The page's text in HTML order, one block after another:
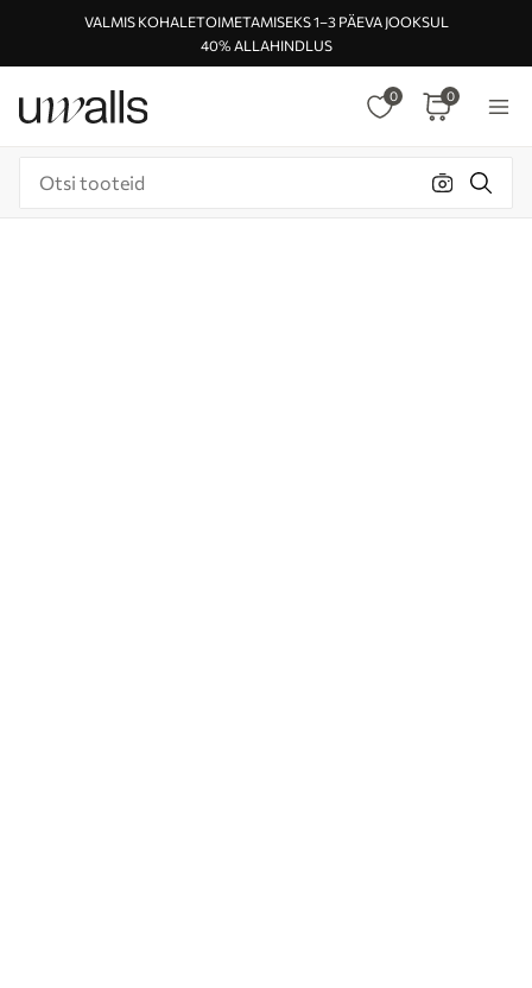
VALMIS KOHALETOIMETAMISEKS 1–3 PÄEVA JOOKSUL
40% ALLAHINDLUS
0 0